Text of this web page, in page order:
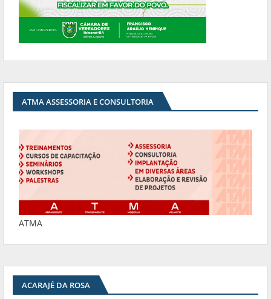
ATMA ASSESSORIA E CONSULTORIA
ATMA
ACARAJÉ DA ROSA